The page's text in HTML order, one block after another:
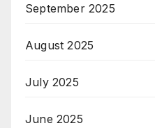
September 2025
August 2025
July 2025
June 2025